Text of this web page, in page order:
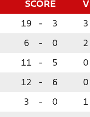
SCORE V
19 - 3 3
6 - 0 2
11 - 5 0
12 - 6 0
3 - 0 1